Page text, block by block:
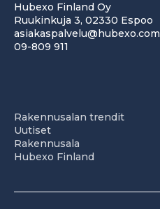
Hubexo Finland Oy
Ruukinkuja 3, 02330 Espoo
asiakaspalvelu@hubexo.com
09-809 911
Rakennusalan trendit
Uutiset
Rakennusala
Hubexo Finland